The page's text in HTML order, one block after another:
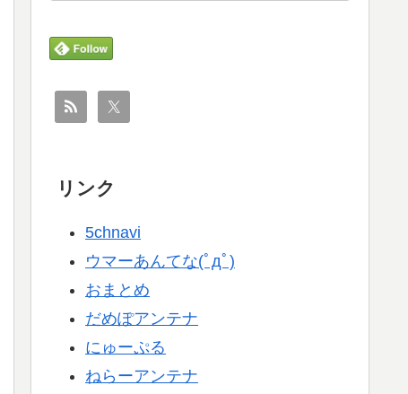
リンク
5chnavi
ウマーあんてな(ﾟдﾟ)
おまとめ
だめぽアンテナ
にゅーぷる
ねらーアンテナ